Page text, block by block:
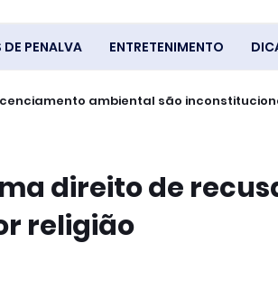
PENALVA ENTRETENIMENTO
ambiental são
direito de
religião